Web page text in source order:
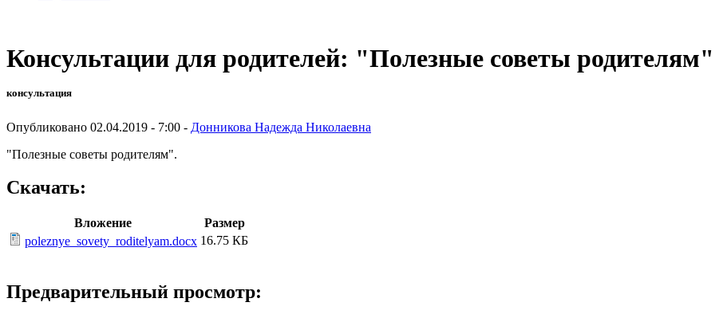
Консультации для родителей: "Полезные советы родителям"
консультация
Опубликовано 02.04.2019 - 7:00 - Донникова Надежда Николаевна
"Полезные советы родителям".
Скачать:
Вложение
Размер
poleznye_sovety_roditelyam.docx 16.75 КБ
Предварительный просмотр: